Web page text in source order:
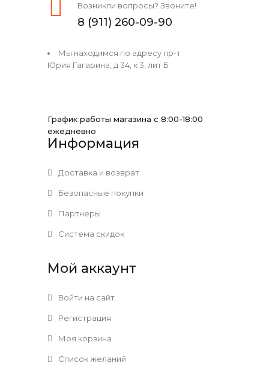
Возникли вопросы? Звоните!
8 (911) 260-09-90
Мы находимся по адресу пр-т
Юрия Гагарина, д 34, к 3, лит Б
График работы магазина с 8:00-18:00
ежедневно
Информация
Доставка и возврат
Безопасные покупки
Партнеры
Система скидок
Мой аккаунт
Войти на сайт
Регистрация
Моя корзина
Список желаний